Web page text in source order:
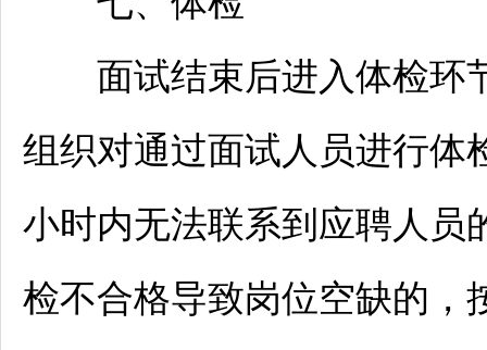
面试结束后进入体检环
组织对通过面试人员进行体
小时内无法联系到应聘人员
检不合格导致岗位空缺的，